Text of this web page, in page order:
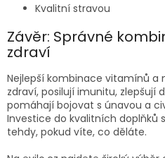
Kvalitní stravou
Závěr: Správné
zdraví
Nejlepší kombinace vitamínů a
zdraví, posilují imunitu, zlepšují
pomáhají bojovat s únavou a
Investice do kvalitních doplňků
tehdy, pokud víte, co děláte.